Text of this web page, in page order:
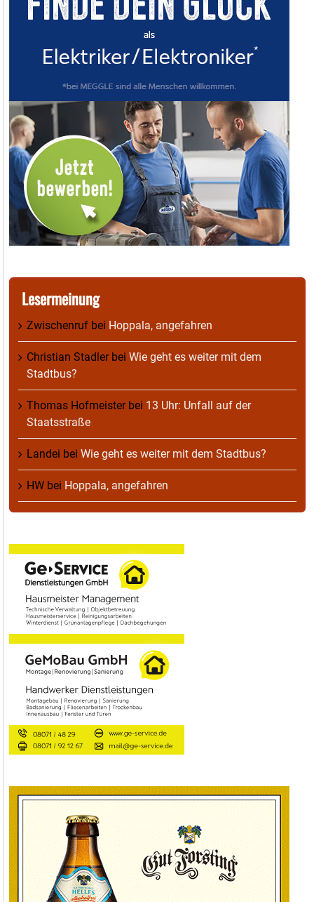
Lesermeinung
Zwischenruf bei Hoppala, angefahren
Christian Stadlerbei Wie geht es weiter mit dem
Stadtbus?
Thomas Hofmeisterbei 13 Uhr: Unfall auf der
Staatsstraße
Landei bei Wie geht es weiter mit dem Stadtbus?
HW bei Hoppala, angefahren